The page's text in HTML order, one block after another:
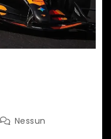
Nessun